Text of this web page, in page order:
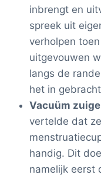
inbrengt en
spreek uit
verholpen
uitgevouwen
langs de
het in
Vacuüm
vertelde dat
handig. Dit
namelijk eerst